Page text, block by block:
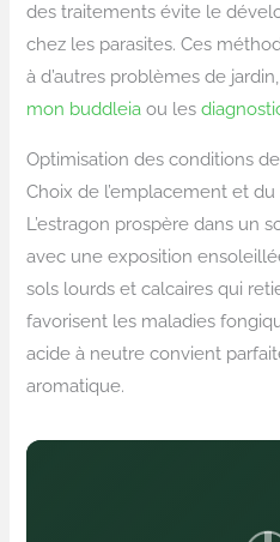
des traitements évite le
chez les parasites. Ces
à d’autres problèmes de
mon buddleia ou les
Optimisation des conditions
Choix de l’emplacement et du
L’estragon prospère dans un
avec une exposition
sols lourds et calcaires qui
favorisent les maladies
acide à neutre convient
aromatique.